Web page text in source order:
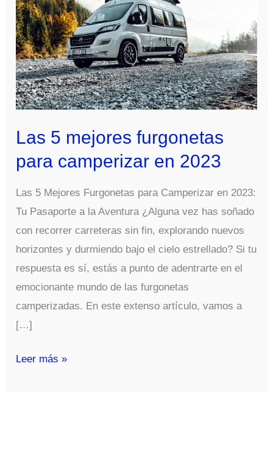
Las 5 mejores furgonetas
para camperizar en 2023
Las 5 Mejores Furgonetas para Camperizar en 2023:
Tu Pasaporte a la Aventura ¿Alguna vez has soñado
con recorrer carreteras sin fin, explorando nuevos
horizontes y durmiendo bajo el cielo estrellado? Si tu
respuesta es sí, estás a punto de adentrarte en el
emocionante mundo de las furgonetas
camperizadas. En este extenso artículo, vamos a
[…]
Las
Leer más »